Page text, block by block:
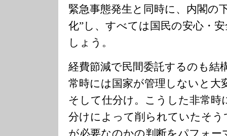
緊急事態発生と同時に、内閣の
化”し、すべては国民の安心・
しょう。
経費節減で民間委託するのも結
常時には国家が管理しないと大
そして仕分け。こうした非常時
分けによって削られていたそ
が必要なのかの判断をパフォ